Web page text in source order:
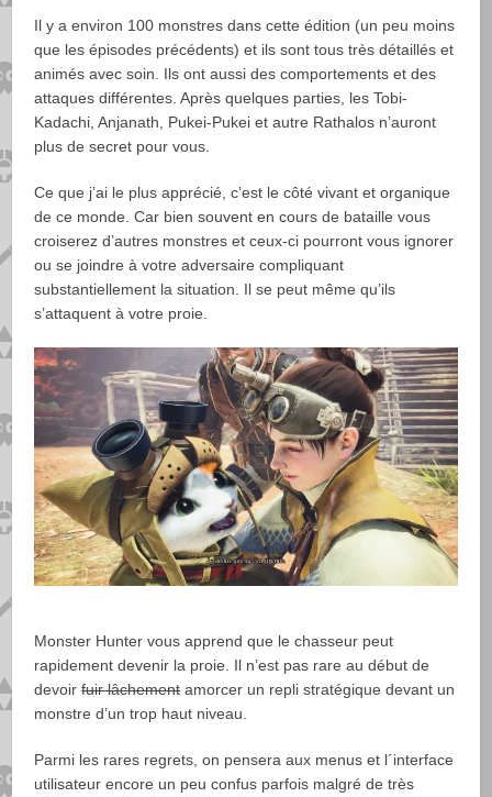
Il y a environ 100 monstres dans cette édition (un peu moins
que les épisodes précédents) et ils sont tous très détaillés et
animés avec soin. Ils ont aussi des comportements et des
attaques différentes. Après quelques parties, les Tobi-
Kadachi, Anjanath, Pukei-Pukei et autre Rathalos n’auront
plus de secret pour vous.
Ce que j’ai le plus apprécié, c’est le côté vivant et organique
de ce monde. Car bien souvent en cours de bataille vous
croiserez d’autres monstres et ceux-ci pourront vous ignorer
ou se joindre à votre adversaire compliquant
substantiellement la situation. Il se peut même qu’ils
s’attaquent à votre proie.
Monster Hunter vous apprend que le chasseur peut
rapidement devenir la proie. Il n’est pas rare au début de
devoirfuir lâchementamorcer un repli stratégique devant un
monstre d’un trop haut niveau.
Parmi les rares regrets, on pensera aux menus et l´interface
utilisateur encore un peu confus parfois malgré de très